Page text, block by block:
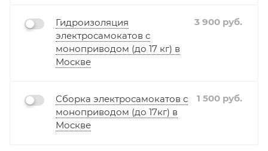
Гидроизоляция
электросамокатов с
моноприводом (до 17 кг) в
Москве
3 900 руб.
Сборка электросамокатов с
моноприводом (до 17кг) в
Москве
1 500 руб.